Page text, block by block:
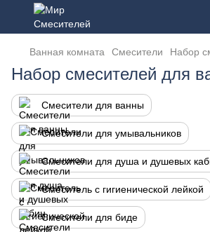
Ванная комната Смесители Набор
Набор смесителей для
Смесители для ванны
Смесители для умывальников
Смесители для душа и душевых
Смеситель с гигиенической лейкой
Смесители для биде